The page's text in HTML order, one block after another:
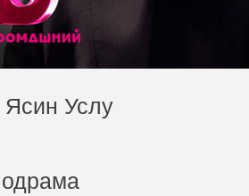
82 серия
83 серия
86 серия
87 серия
94 серия
Ясин Услу